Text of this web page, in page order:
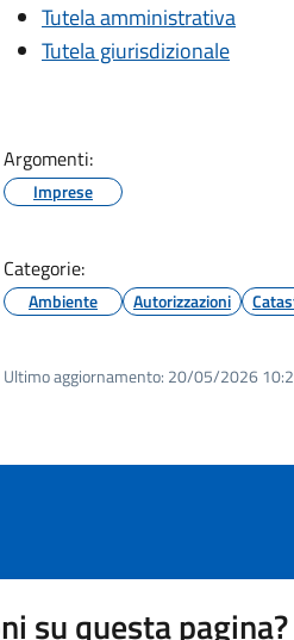
Tutela amministrativa
Tutela giurisdizionale
Argomenti:
Imprese
Categorie:
Ambiente Autorizzazioni
Ultimo aggiornamento: 20/05/2026
su questa pagina?